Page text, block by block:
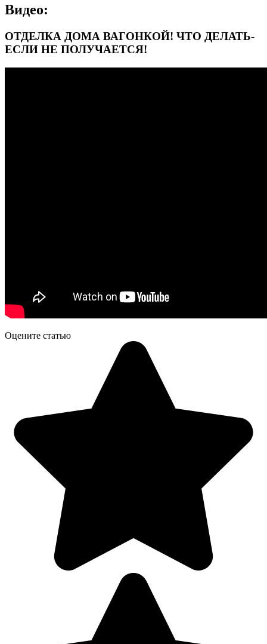
Видео:
ОТДЕЛКА ДОМА ВАГОНКОЙ! ЧТО ДЕЛАТЬ-
ЕСЛИ НЕ ПОЛУЧАЕТСЯ!
Оцените статью